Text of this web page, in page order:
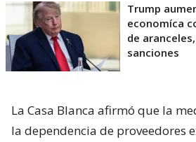
Trump
economíca
de
sanciones
La Casa Blanca afirmó que la
la dependencia de proveedores